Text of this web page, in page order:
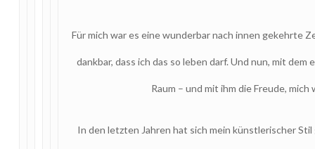
Für mich war es eine wunderbar nach innen gekehrte
dankbar, dass ich das so leben darf. Und nun, mit
Raum – und mit ihm die Freude,
In den letzten Jahren hat sich mein künstlerischer